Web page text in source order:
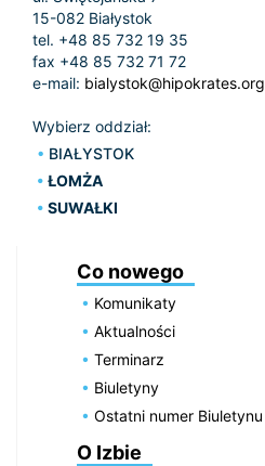
15-082 Białystok
tel. +48 85 732 19 35
fax +48 85 732 71 72
e-mail: bialystok@hipokrates.org
Wybierz oddział:
BIAŁYSTOK
ŁOMŻA
SUWAŁKI
Co nowego
Komunikaty
Aktualności
Terminarz
Biuletyny
Ostatni numer Biuletynu
O Izbie